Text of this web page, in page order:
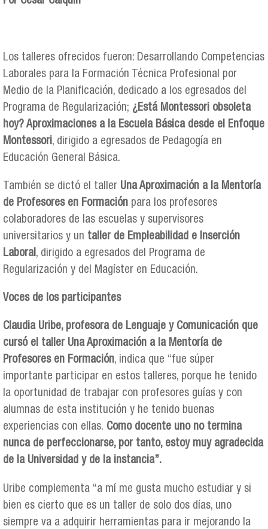
Los talleres ofrecidos fueron: Desarrollando Competencias
Laborales para la Formación Técnica Profesional por
Medio de la Planificación, dedicado a los egresados del
Programa de Regularización; ¿Está Montessori obsoleta
hoy? Aproximaciones a la Escuela Básica desde el Enfoque
Montessori, dirigido a egresados de Pedagogía en
Educación General Básica.
También se dictó el taller Una Aproximación a la Mentoría
de Profesores en Formación para los profesores
colaboradores de las escuelas y supervisores
universitarios y un taller de Empleabilidad e Inserción
Laboral, dirigido a egresados del Programa de
Regularización y del Magíster en Educación.
Voces de los participantes
Claudia Uribe, profesora de Lenguaje y Comunicación que
cursó el taller Una Aproximación a la Mentoría de
Profesores en Formación, indica que “fue súper
importante participar en estos talleres, porque he tenido
la oportunidad de trabajar con profesores guías y con
alumnas de esta institución y he tenido buenas
experiencias con ellas. Como docente uno no termina
nunca de perfeccionarse, por tanto, estoy muy agradecida
de la Universidad y de la instancia”.
Uribe complementa “a mí me gusta mucho estudiar y si
bien es cierto que es un taller de solo dos días, uno
siempre va a adquirir herramientas para ir mejorando la